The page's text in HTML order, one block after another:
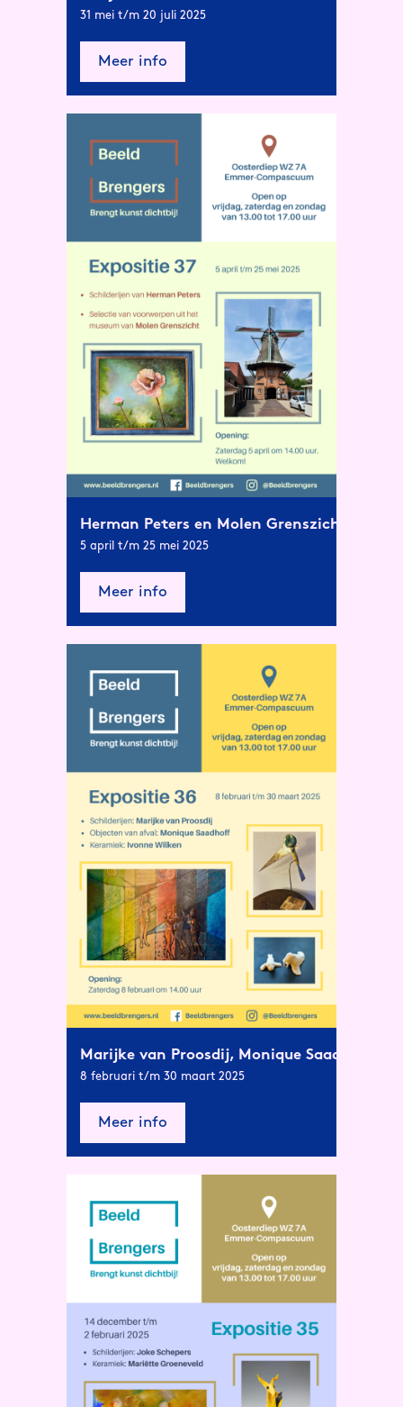
31 mei t/m 20 juli 2025
Meer info
Herman Peters en Molen Grenszicht
5 april t/m 25 mei 2025
Meer info
Marijke van Proosdij, Monique Saadhoff,
8 februari t/m 30 maart 2025
Meer info